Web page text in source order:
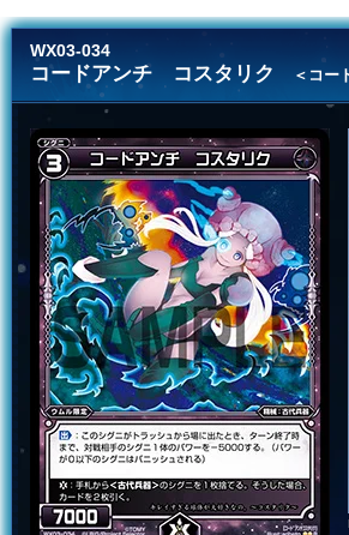
WX03-034
コードアンチ コスタリク ＜コー